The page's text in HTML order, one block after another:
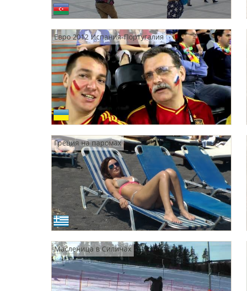
Евро 2012 Испания-Португалия
Греция на паромах
Масленица в Силичах